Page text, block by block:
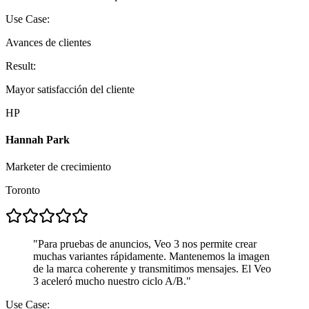
Use Case:
Avances de clientes
Result:
Mayor satisfacción del cliente
HP
Hannah Park
Marketer de crecimiento
Toronto
"Para pruebas de anuncios, Veo 3 nos permite crear
muchas variantes rápidamente. Mantenemos la imagen
de la marca coherente y transmitimos mensajes. El Veo
3 aceleró mucho nuestro ciclo A/B."
Use Case: